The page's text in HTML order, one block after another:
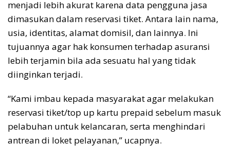
menjadi lebih akurat karena data pengguna jasa
dimasukan dalam reservasi tiket. Antara lain nama,
usia, identitas, alamat domisil, dan lainnya. Ini
tujuannya agar hak konsumen terhadap asuransi
lebih terjamin bila ada sesuatu hal yang tidak
diinginkan terjadi.
“Kami imbau kepada masyarakat agar melakukan
reservasi tiket/top up kartu prepaid sebelum masuk
pelabuhan untuk kelancaran, serta menghindari
antrean di loket pelayanan,” ucapnya.